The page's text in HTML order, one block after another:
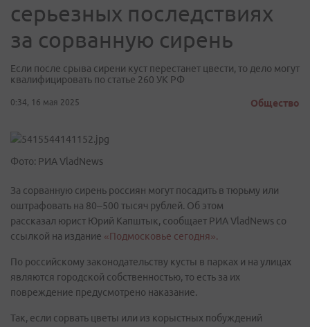
серьезных последствиях
за сорванную сирень
Если после срыва сирени куст перестанет цвести, то дело могут
квалифицировать по статье 260 УК РФ
0:34, 16 мая 2025 Общество
Фото: РИА VladNews
За сорванную сирень россиян могут посадить в тюрьму или
оштрафовать на 80–500 тысяч рублей. Об этом
рассказал юрист Юрий Капштык, сообщает РИА VladNews со
ссылкой на издание «Подмосковье сегодня».
По российскому законодательству кусты в парках и на улицах
являются городской собственностью, то есть за их
повреждение предусмотрено наказание.
Так, если сорвать цветы или из корыстных побуждений